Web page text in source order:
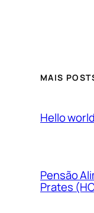
MAIS
Hello
Pensão
Prates